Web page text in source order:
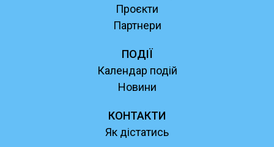
Проєкти
Партнери
ПОДІЇ
Календар подій
Новини
КОНТАКТИ
Як дістатись